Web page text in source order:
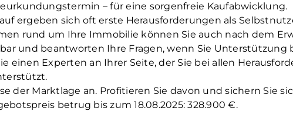
– für eine sorgenfreie Kaufabwicklung.
ergeben sich oft erste Herausforderungen als
rund um Ihre Immobilie können Sie auch nach dem
und beantworten Ihre Fragen, wenn Sie Unterstützung
einen Experten an Ihrer Seite, der Sie bei allen
der Marktlage an. Profitieren Sie davon und sichern Sie
betrug bis zum 18.08.2025: 328.900 €.